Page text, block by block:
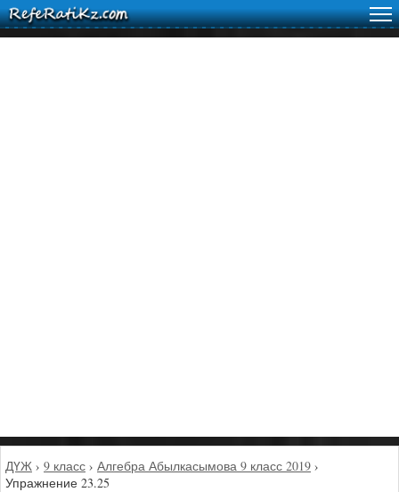
ДҮЖ › 9 класс › Алгебра Абылкасымова 9 класс 2019 ›
Упражнение 23.25